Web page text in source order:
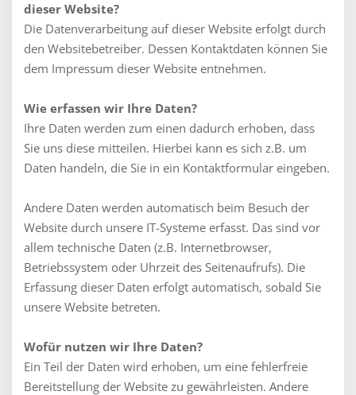
dieser Website?
Die Datenverarbeitung auf dieser Website erfolgt durch
den Websitebetreiber. Dessen Kontaktdaten können Sie
dem Impressum dieser Website entnehmen.
Wie erfassen wir Ihre Daten?
Ihre Daten werden zum einen dadurch erhoben, dass
Sie uns diese mitteilen. Hierbei kann es sich z.B. um
Daten handeln, die Sie in ein Kontaktformular eingeben.
Andere Daten werden automatisch beim Besuch der
Website durch unsere IT-Systeme erfasst. Das sind vor
allem technische Daten (z.B. Internetbrowser,
Betriebssystem oder Uhrzeit des Seitenaufrufs). Die
Erfassung dieser Daten erfolgt automatisch, sobald Sie
unsere Website betreten.
Wofür nutzen wir Ihre Daten?
Ein Teil der Daten wird erhoben, um eine fehlerfreie
Bereitstellung der Website zu gewährleisten. Andere